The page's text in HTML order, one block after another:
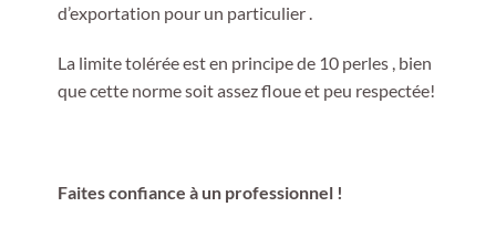
d’exportation pour un particulier .
La limite tolérée est en principe de 10 perles , bien
que cette norme soit assez floue et peu respectée!
Faites confiance à un professionnel !